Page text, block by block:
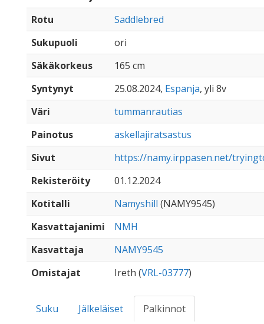
Rotu
Saddlebred
Sukupuoli
ori
Säkäkorkeus
165 cm
Syntynyt
25.08.2024, Espanja, yli 8v
Väri
tummanrautias
Painotus
askellajiratsastus
Sivut
https://namy.irppasen.net/
Rekisteröity
01.12.2024
Kotitalli
Namyshill (NAMY9545)
Kasvattajanimi
NMH
Kasvattaja
NAMY9545
Omistajat
Ireth (VRL-03777)
Suku Jälkeläiset
Palkinnot